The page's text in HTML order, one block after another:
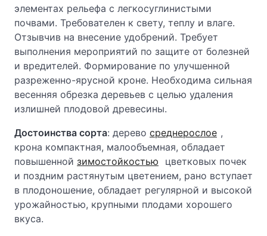
элементах рельефа с легкосуглинистыми
почвами. Требователен к свету, теплу и влаге.
Отзывчив на внесение удобрений. Требует
выполнения мероприятий по защите от болезней
и вредителей. Формирование по улучшенной
разреженно-ярусной кроне. Необходима сильная
весенняя обрезка деревьев с целью удаления
излишней плодовой древесины.
Достоинства сорта: дерево среднерослое ,
крона компактная, малообъемная, обладает
повышенной зимостойкостью
цветковых почек
и поздним растянутым цветением, рано вступает
в плодоношение, обладает регулярной и высокой
урожайностью, крупными плодами хорошего
вкуса.